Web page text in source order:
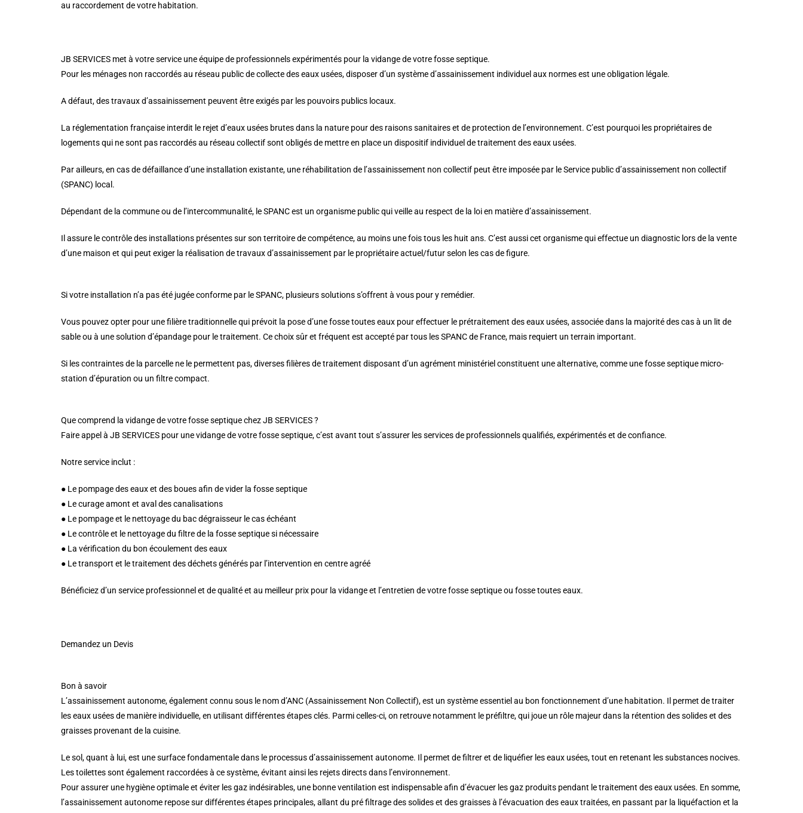
au raccordement de votre habitation.
JB SERVICES met à votre service une équipe de professionnels expérimentés pour la vidange de votre fosse septique.
Pour les ménages non raccordés au réseau public de collecte des eaux usées, disposer d’un système d’assainissement individuel aux normes est une obligation légale.
A défaut, des travaux d’assainissement peuvent être exigés par les pouvoirs publics locaux.
La réglementation française interdit le rejet d’eaux usées brutes dans la nature pour des raisons sanitaires et de protection de l’environnement. C’est pourquoi les propriétaires de
logements qui ne sont pas raccordés au réseau collectif sont obligés de mettre en place un dispositif individuel de traitement des eaux usées.
Par ailleurs, en cas de défaillance d’une installation existante, une réhabilitation de l’assainissement non collectif peut être imposée par le Service public d’assainissement non collectif
(SPANC) local.
Dépendant de la commune ou de l’intercommunalité, le SPANC est un organisme public qui veille au respect de la loi en matière d’assainissement.
Il assure le contrôle des installations présentes sur son territoire de compétence, au moins une fois tous les huit ans. C’est aussi cet organisme qui effectue un diagnostic lors de la vente
d’une maison et qui peut exiger la réalisation de travaux d’assainissement par le propriétaire actuel/futur selon les cas de figure.
Si votre installation n’a pas été jugée conforme par le SPANC, plusieurs solutions s’offrent à vous pour y remédier.
Vous pouvez opter pour une filière traditionnelle qui prévoit la pose d’une fosse toutes eaux pour effectuer le prétraitement des eaux usées, associée dans la majorité des cas à un lit de
sable ou à une solution d’épandage pour le traitement. Ce choix sûr et fréquent est accepté par tous les SPANC de France, mais requiert un terrain important.
Si les contraintes de la parcelle ne le permettent pas, diverses filières de traitement disposant d’un agrément ministériel constituent une alternative, comme une fosse septique micro-
station d’épuration ou un filtre compact.
Que comprend la vidange de votre fosse septique chez JB SERVICES ?
Faire appel à JB SERVICES pour une vidange de votre fosse septique, c’est avant tout s’assurer les services de professionnels qualifiés, expérimentés et de confiance.
Notre service inclut :
● Le pompage des eaux et des boues afin de vider la fosse septique
● Le curage amont et aval des canalisations
● Le pompage et le nettoyage du bac dégraisseur le cas échéant
● Le contrôle et le nettoyage du filtre de la fosse septique si nécessaire
● La vérification du bon écoulement des eaux
● Le transport et le traitement des déchets générés par l’intervention en centre agréé
Bénéficiez d’un service professionnel et de qualité et au meilleur prix pour la vidange et l’entretien de votre fosse septique ou fosse toutes eaux.
Demandez un Devis
Bon à savoir
L’assainissement autonome, également connu sous le nom d’ANC (Assainissement Non Collectif), est un système essentiel au bon fonctionnement d’une habitation. Il permet de traiter
les eaux usées de manière individuelle, en utilisant différentes étapes clés. Parmi celles-ci, on retrouve notamment le préfiltre, qui joue un rôle majeur dans la rétention des solides et des
graisses provenant de la cuisine.
Le sol, quant à lui, est une surface fondamentale dans le processus d’assainissement autonome. Il permet de filtrer et de liquéfier les eaux usées, tout en retenant les substances nocives.
Les toilettes sont également raccordées à ce système, évitant ainsi les rejets directs dans l’environnement.
Pour assurer une hygiène optimale et éviter les gaz indésirables, une bonne ventilation est indispensable afin d’évacuer les gaz produits pendant le traitement des eaux usées. En somme,
l’assainissement autonome repose sur différentes étapes principales, allant du pré filtrage des solides et des graisses à l’évacuation des eaux traitées, en passant par la liquéfaction et la